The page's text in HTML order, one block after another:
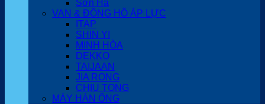
Sơn Hà
VAN & ĐỒNG HỒ ÁP LỰC
ITAP
SHIN YI
MINH HÒA
DEKKO
TAIJAAN
JIA RONG
CHIU TONG
MÁY HÀN ỐNG